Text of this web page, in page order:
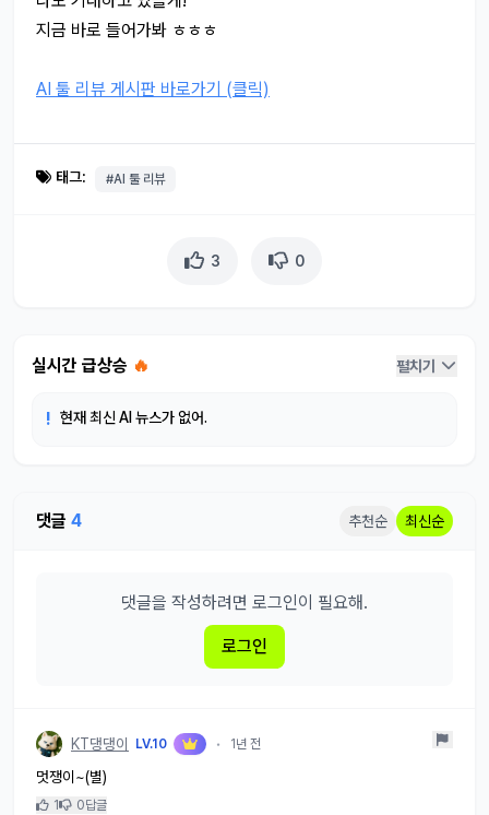
지금 바로 들어가봐 ㅎㅎㅎ
AI 툴 리뷰 게시판 바로가기 (클릭)
태그: #AI 툴 리뷰
3 0
실시간 급상승 🔥 펼치기
! 현재 최신 AI 뉴스가 없어.
댓글 4 추천순 최신순
댓글을 작성하려면 로그인이 필요해.
로그인
KT댕댕이 LV.10 • 1년 전
멋쟁이~(별)
1 0답글